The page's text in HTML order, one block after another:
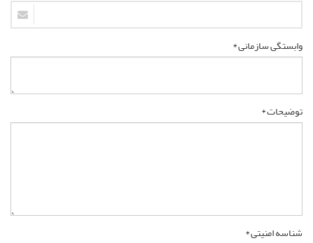
وابستگی سازمانی *
توضیحات *
شناسه امنیتی *